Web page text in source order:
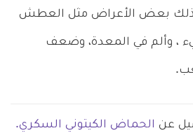
ذلك بعض الأعراض مثل العطش
، وألم في المعدة، وضعف
عن الحماض الكيتوني السكري.